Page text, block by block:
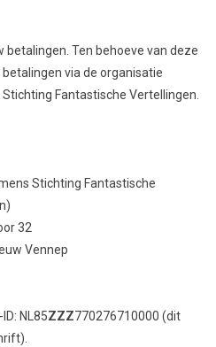
betalingen. Ten behoeve van deze
via de organisatie
Fantastische Vertellingen.
Stichting Fantastische
32
Vennep
NL85ZZZ770276710000 (dit